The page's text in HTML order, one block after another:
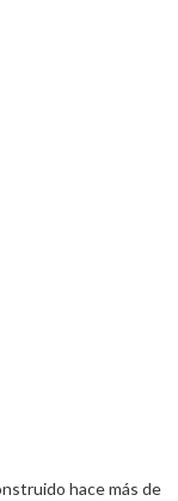
hace más de